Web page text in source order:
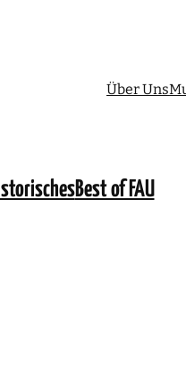
Über Uns
Best of FAU